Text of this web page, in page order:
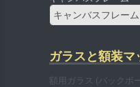
キャンバスフレー
ガラスと額装マ
額用ガラス (バックボ